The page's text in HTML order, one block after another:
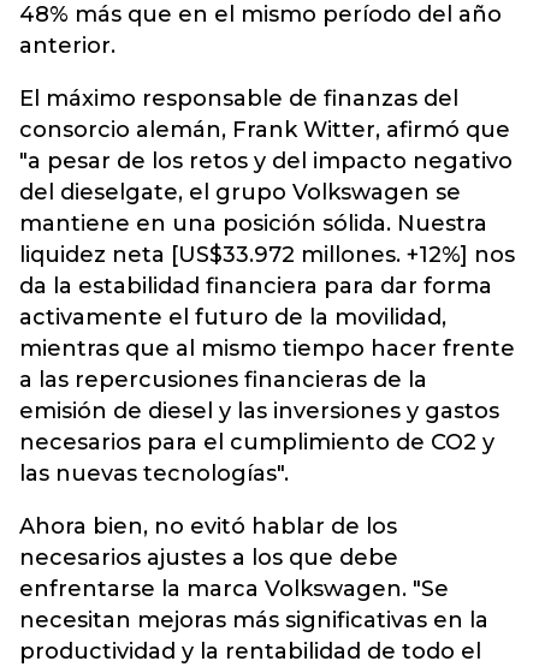
48% más que en el mismo período del año
anterior.
El máximo responsable de finanzas del
consorcio alemán, Frank Witter, afirmó que
"a pesar de los retos y del impacto negativo
del dieselgate, el grupo Volkswagen se
mantiene en una posición sólida. Nuestra
liquidez neta [US$33.972 millones. +12%] nos
da la estabilidad financiera para dar forma
activamente el futuro de la movilidad,
mientras que al mismo tiempo hacer frente
a las repercusiones financieras de la
emisión de diesel y las inversiones y gastos
necesarios para el cumplimiento de CO2 y
las nuevas tecnologías".
Ahora bien, no evitó hablar de los
necesarios ajustes a los que debe
enfrentarse la marca Volkswagen. "Se
necesitan mejoras más significativas en la
productividad y la rentabilidad de todo el